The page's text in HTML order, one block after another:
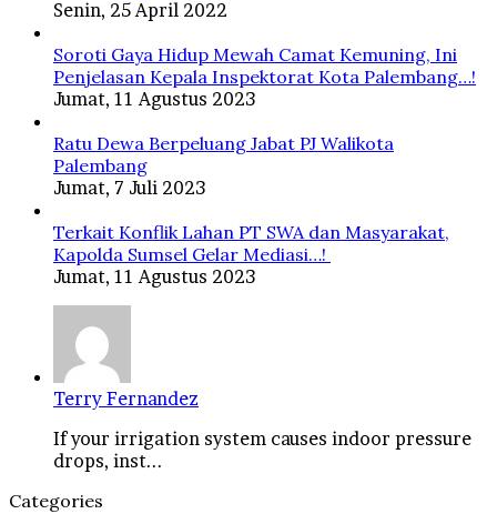
Senin, 25 April 2022
Soroti Gaya Hidup Mewah Camat Kemuning, Ini
Penjelasan Kepala Inspektorat Kota Palembang…!
Jumat, 11 Agustus 2023
Ratu Dewa Berpeluang Jabat PJ Walikota
Palembang
Jumat, 7 Juli 2023
Terkait Konflik Lahan PT SWA dan Masyarakat,
Kapolda Sumsel Gelar Mediasi…!
Jumat, 11 Agustus 2023
Terry Fernandez
If your irrigation system causes indoor pressure
drops, inst...
Categories